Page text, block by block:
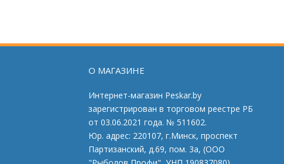
О МАГАЗИНЕ
Интернет-магазин Peskar.by
зарегистрирован в торговом реестре РБ
от 03.06.2021 года. № 511602.
Юр. адрес: 220107, г.Минск, проспект
Партизанский, д.69, пом. 3а, (ООО